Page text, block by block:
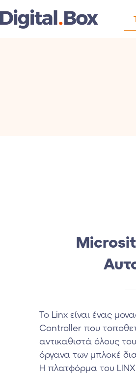
To Linx είναι ένας
Controller που
αντικαθιστά όλους
όργανα των μπλοκέ
Η πλατφόρμα του LINX